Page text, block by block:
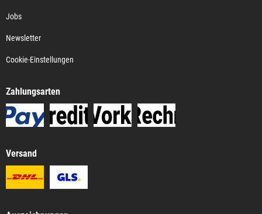
Jobs
Newsletter
Cookie-Einstellungen
Zahlungsarten
Versand